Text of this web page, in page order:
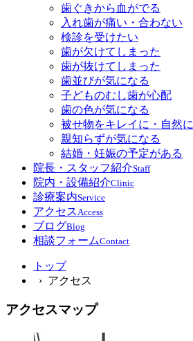
歯ぐきから血がでる
入れ歯が痛い・合わない
検診を受けたい
歯が欠けてしまった
歯が抜けてしまった
歯並びが気になる
子どものむし歯が心配
歯の色が気になる
被せ物をキレイに・自然に
親知らずが気になる
結婚・妊娠の予定がある
院長・スタッフ紹介Staff
院内・設備紹介Clinic
診療案内Service
アクセス Access
ブログBlog
相談フォームContact
トップ
› アクセス
アクセスマップ